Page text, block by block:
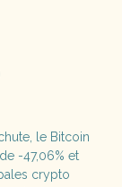
le Bitcoin
-47,06% et
crypto